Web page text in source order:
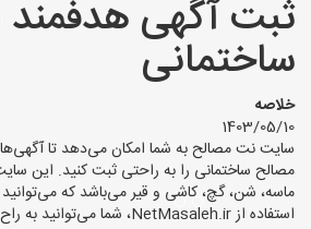
براساس برند
فروشندگان دوربین
ثبت آگهی
ساختمانی
خلاصه
1403/05/10
سایت نت مصالح به شما امکان می‌دهد تا
مصالح ساختمانی را به راحتی ثبت کنید. این
ماسه، شن، گچ، کاشی و قیر می‌باشد که می‌توانید
استفاده از NetMasaleh.ir، شما می‌توانید به راح